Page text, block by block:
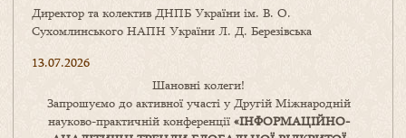
Директор та колектив ДНПБ України ім. В. О.
Сухомлинського НАПН України Л. Д. Березівська
13.07.2026
Шановні колеги!
Запрошуємо до активної участі у Другій Міжнародній
науково-практичній конференції «ІНФОРМАЦІЙНО-